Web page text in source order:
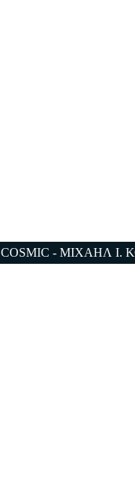
COSMIC - ΜΙΧΑΗΛ Ι.